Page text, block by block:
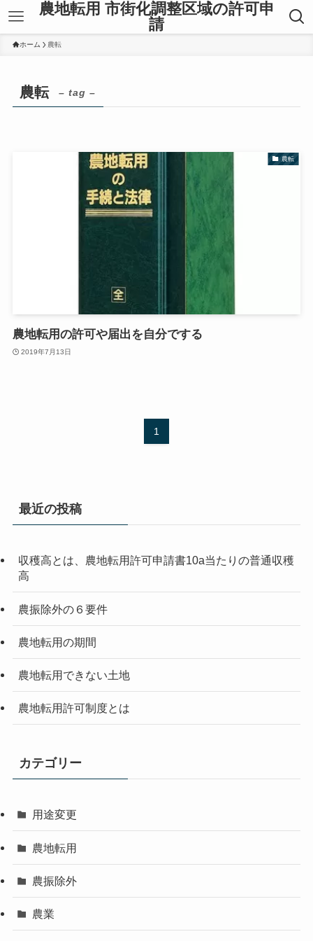
農地転用 市街化調整区域の許可申
請
ホーム 農転
農転 – tag –
農転
農地転用の許可や届出を自分でする
2019年7月13日
1
最近の投稿
収穫高とは、農地転用許可申請書10a当たりの普通収穫
高
農振除外の６要件
農地転用の期間
農地転用できない土地
農地転用許可制度とは
カテゴリー
用途変更
農地転用
農振除外
農業